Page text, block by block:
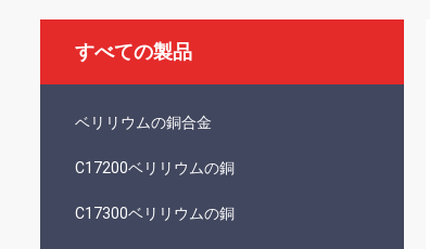
すべての製品
ベリリウムの銅合金
C17200ベリリウムの銅
C17300ベリリウムの銅